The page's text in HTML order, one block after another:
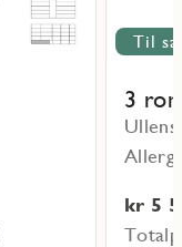
Til
3
kr 5